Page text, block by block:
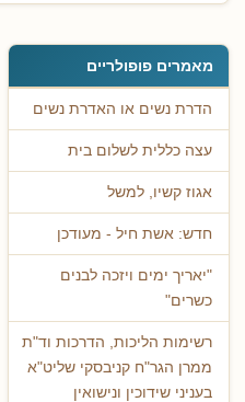
מאמרים פופולריים
הדרת נשים או האדרת נשים
עצה כללית לשלום בית
אגוז קשיו, למשל
חדש: אשת חיל - מעודכן
"יאריך ימים ויזכה לבנים
כשרים"
רשימות הליכות, הדרכות וד"ת
ממרן הגר"ח קניבסקי שליט"א
בעניני שידוכין ונישואין